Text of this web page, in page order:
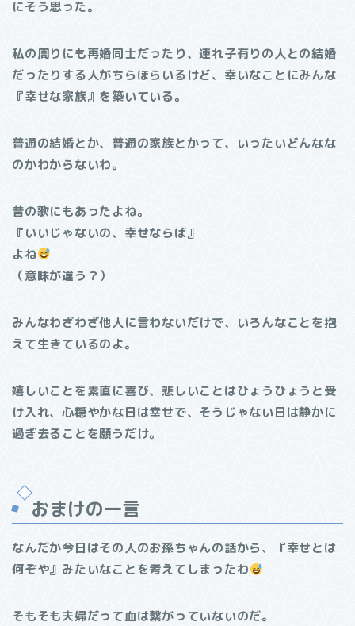
にそう思った。
私の周りにも再婚同士だったり、連れ子有りの人との結婚
だったりする人がちらほらいるけど、幸いなことにみんな
『幸せな家族』を築いている。
普通の結婚とか、普通の家族とかって、いったいどんなな
のかわからないわ。
昔の歌にもあったよね。
『いいじゃないの、幸せならば』
よね
（意味が違う？）
みんなわざわざ他人に言わないだけで、いろんなことを抱
えて生きているのよ。
嬉しいことを素直に喜び、悲しいことはひょうひょうと受
け入れ、心穏やかな日は幸せで、そうじゃない日は静かに
過ぎ去ることを願うだけ。
おまけの一言
なんだか今日はその人のお孫ちゃんの話から、『幸せとは
何ぞや』みたいなことを考えてしまったわ
そもそも夫婦だって血は繋がっていないのだ。